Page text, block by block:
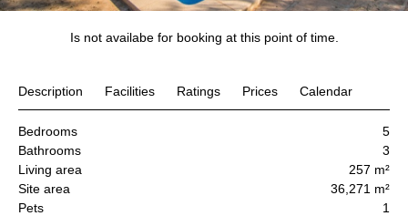
Is not availabe for booking at this point of time.
Description Facilities Ratings Prices Calendar
Bedrooms
5
Bathrooms
3
Living area
257 m²
Site area
36,271 m²
Pets
1